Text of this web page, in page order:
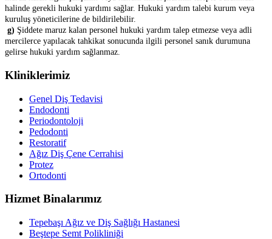
halinde gerekli hukuki yardımı sağlar. Hukuki yardım talebi kurum veya
kuruluş yöneticilerine de bildirilebilir.
g) Şiddete maruz kalan personel hukuki yardım talep etmezse veya adli
mercilerce yapılacak tahkikat sonucunda ilgili personel sanık durumuna
gelirse hukuki yardım sağlanmaz.
Kliniklerimiz
Genel Diş Tedavisi
Endodonti
Periodontoloji
Pedodonti
Restoratif
Ağız Diş Çene Cerrahisi
Protez
Ortodonti
Hizmet Binalarımız
Tepebaşı Ağız ve Diş Sağlığı Hastanesi
Beştepe Semt Polikliniği